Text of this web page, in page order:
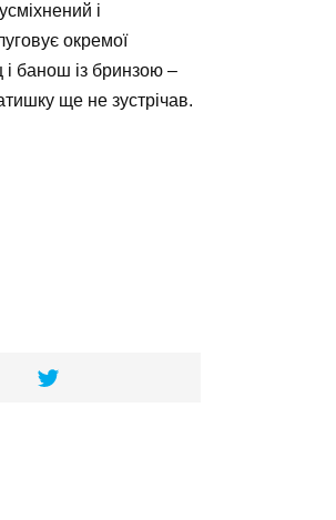
і
окремої
банош із бринзою –
ще не зустрічав.